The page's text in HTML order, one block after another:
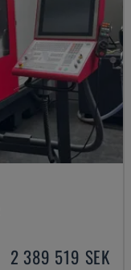
2 389 519 SEK